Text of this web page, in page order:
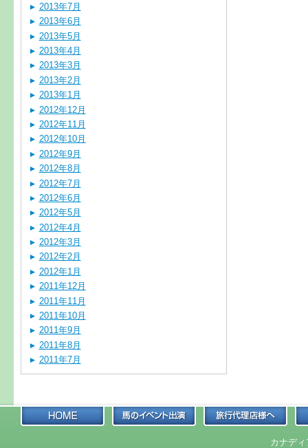
2013年7月
2013年6月
2013年5月
2013年4月
2013年3月
2013年2月
2013年1月
2012年12月
2012年11月
2012年10月
2012年9月
2012年8月
2012年7月
2012年6月
2012年5月
2012年4月
2012年3月
2012年2月
2012年1月
2011年12月
2011年11月
2011年10月
2011年9月
2011年8月
2011年7月
カナデ